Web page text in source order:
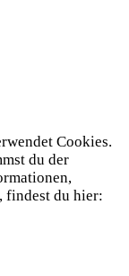
Cookies.
du der
findest du hier: